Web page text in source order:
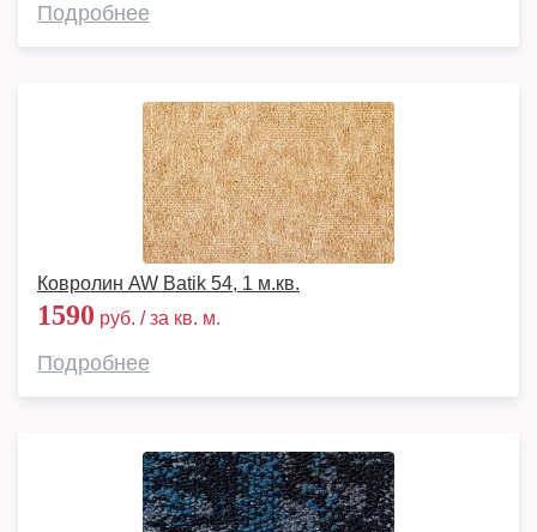
Подробнее
Ковролин AW Batik 54, 1 м.кв.
1590 руб. / за кв. м.
Подробнее